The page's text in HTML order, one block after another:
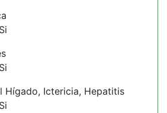
Si
Si
Hígado, Ictericia, Hepatitis
Si